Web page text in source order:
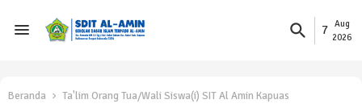
7
Aug
2026
Beranda Ta'lim Orang Tua/Wali Siswa(i) SIT Al Amin Kapuas